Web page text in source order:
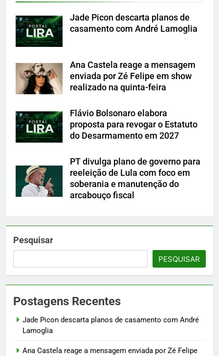
Jade Picon descarta planos de
casamento com André Lamoglia
Ana Castela reage a mensagem
enviada por Zé Felipe em show
realizado na quinta-feira
Flávio Bolsonaro elabora
proposta para revogar o Estatuto
do Desarmamento em 2027
PT divulga plano de governo para
reeleição de Lula com foco em
soberania e manutenção do
arcabouço fiscal
Pesquisar
PESQUISAR
Postagens Recentes
Jade Picon descarta planos de casamento com André
Lamoglia
Ana Castela reage a mensagem enviada por Zé Felipe